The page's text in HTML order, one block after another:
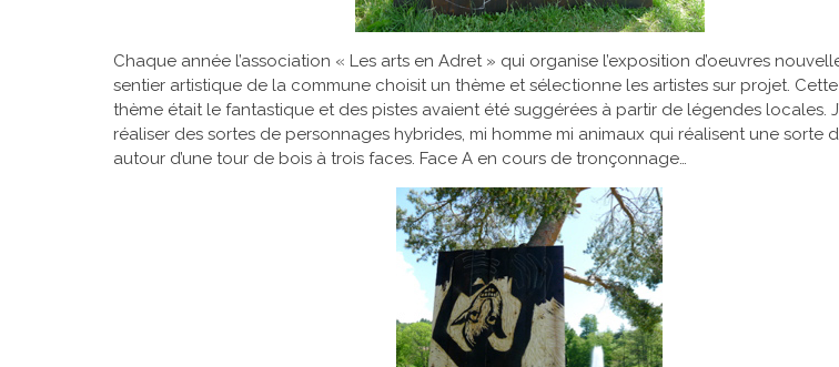
Chaque année l’association « Les arts en Adret » qui organise l’exposition d’oeuvres
sentier artistique de la commune choisit un thème et sélectionne les artistes sur projet.
thème était le fantastique et des pistes avaient été suggérées à partir de légendes locales.
réaliser des sortes de personnages hybrides, mi homme mi animaux qui réalisent une sorte
autour d’une tour de bois à trois faces. Face A en cours de tronçonnage…